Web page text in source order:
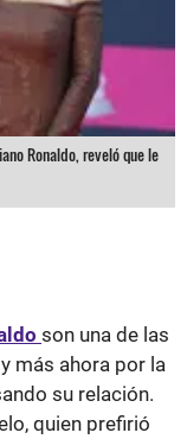
Ronaldo, reveló que le
son una de las
más ahora por la
su relación.
quien prefirió